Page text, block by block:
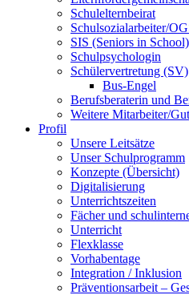
Schulelternbeirat
Schulsozialarbeiter/
SIS (Seniors in School)
Schulpsychologin
Schülervertretung (SV)
Bus-Engel
Berufsberaterin und
Weitere Mitarbeiter/
Profil
Unsere Leitsätze
Unser Schulprogramm
Konzepte (Übersicht)
Digitalisierung
Unterrichtszeiten
Fächer und
Unterricht
Flexklasse
Vorhabentage
Integration / Inklusion
Präventionsarbeit –